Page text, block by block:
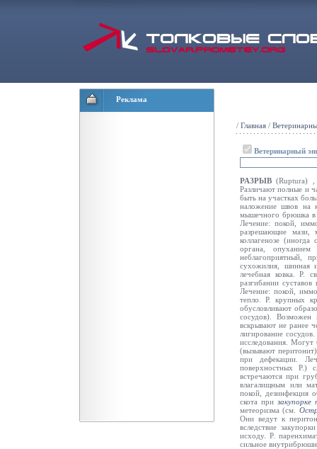
Реклама
/ Главная /
Ветеринарный
РАЗРЫВ(Ruptura) ,
Различают полные и
быть на участках
наложение швов на
мышечного брюшка в
Лечение: покой,
разрешающие мази,
коллагенозе
органа,
неблагоприятный,
сухожилия, шинная
лечебная ковка. Р.
разгибании
Лечение: покой,
тепло. Р. крупных
обусловливают
сосудов). Возможен
вскрывают не ранее
лигирование
исследования.
(вызывают
при дефекации.
поверхностных Р.)
встречаются при
влагалищным или
покой, дезинфекция
скота при закупорке
метеоризма (см.
Они ведут к
вследствие
исходу. Р.
сильное